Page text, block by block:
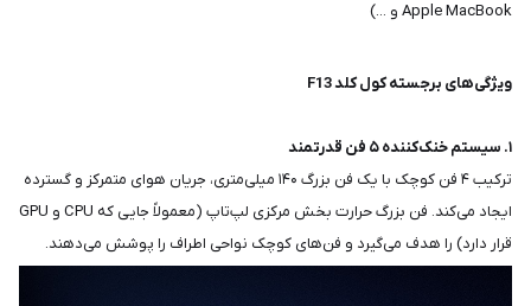
Apple MacBook و ...)
ویژگی‌های برجسته کول کلد F13
۱. سیستم خنک‌کننده ۵ فن قدرتمند
ترکیب ۴ فن کوچک با یک فن بزرگ ۱۴۰ میلی‌متری، جریان هوای متمرکز و گسترده
ایجاد می‌کند. فن بزرگ حرارت بخش مرکزی لپ‌تاپ (معمولاً جایی که CPU و GPU
قرار دارد) را هدف می‌گیرد و فن‌های کوچک نواحی اطراف را پوشش می‌دهند.